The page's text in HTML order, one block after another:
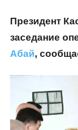
Президент
заседание
Абай,